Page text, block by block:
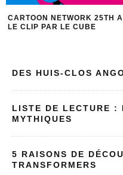
CARTOON NETWORK 25TH
LE CLIP PAR LE CUBE
DES HUIS-CLOS
LISTE DE LECTURE :
MYTHIQUES
5 RAISONS DE
TRANSFORMERS